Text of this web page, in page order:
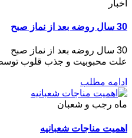
اخبار
30 سال روضه بعد از نماز صبح
علت محبوبیت و جذب قلوب
ادامه مطلب
ماه رجب و شعبان
اهمیت مناجات شعبانیه